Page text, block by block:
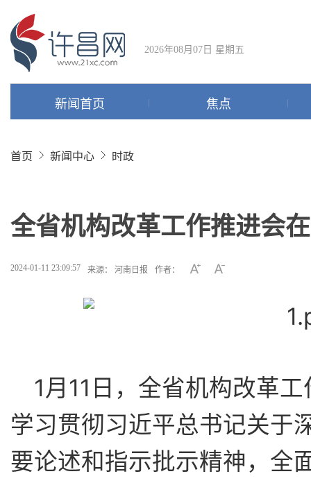
2026年08月07日 星期五
新闻首页 焦点
首页 新闻中心 时政
全省机构改革工作推进会
2024-01-11 23:09:57 来源： 河南日报 作者：
1月11日，全省机构改革
学习贯彻习近平总书记关于
要论述和指示批示精神，全